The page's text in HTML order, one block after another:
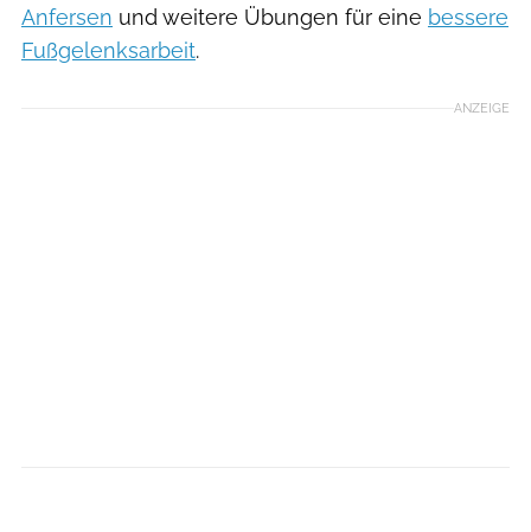
Anfersen und weitere Übungen für eine bessere
Fußgelenksarbeit.
ANZEIGE